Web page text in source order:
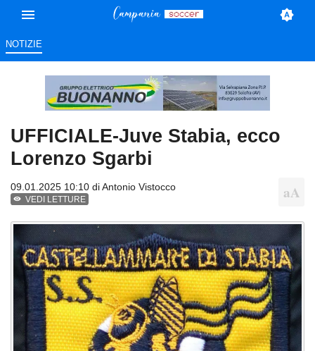
NOTIZIE
UFFICIALE-Juve Stabia, ecco
Lorenzo Sgarbi
09.01.2025 10:10 diAntonio Vistocco
VEDI LETTURE